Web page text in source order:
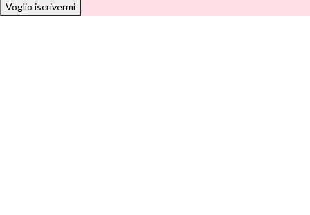
Voglio iscrivermi